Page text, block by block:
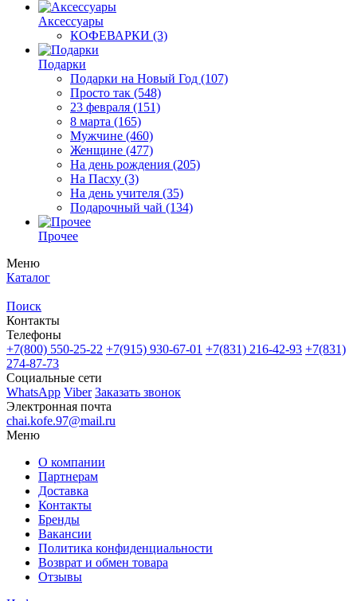
Аксессуары
КОФЕВАРКИ (3)
Подарки
Подарки на Новый Год (107)
Просто так (548)
23 февраля (151)
8 марта (165)
Мужчине (460)
Женщине (477)
На день рождения (205)
На Пасху (3)
На день учителя (35)
Подарочный чай (134)
Прочее
Меню
Каталог
Поиск
Контакты
Телефоны
+7(800) 550-25-22 +7(915) 930-67-01 +7(831) 216-42-93 +7(831)
274-87-73
Социальные сети
WhatsApp Viber Заказать звонок
Электронная почта
chai.kofe.97@mail.ru
Меню
О компании
Партнерам
Доставка
Контакты
Бренды
Вакансии
Политика конфиденциальности
Возврат и обмен товара
Отзывы